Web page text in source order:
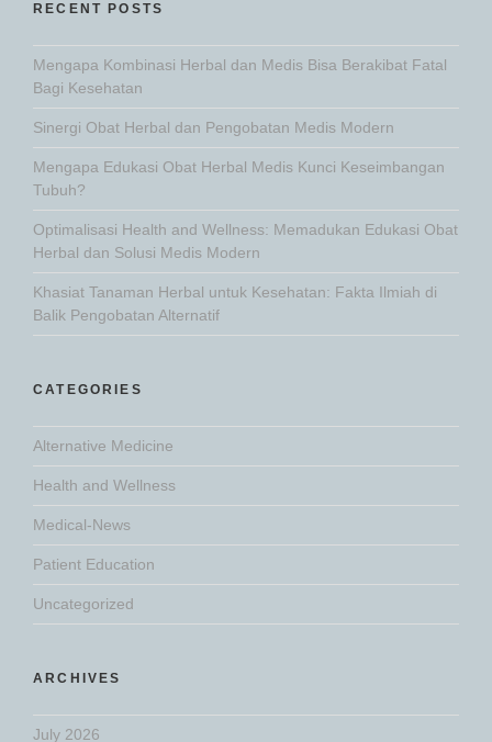
RECENT POSTS
Mengapa Kombinasi Herbal dan Medis Bisa Berakibat Fatal
Bagi Kesehatan
Sinergi Obat Herbal dan Pengobatan Medis Modern
Mengapa Edukasi Obat Herbal Medis Kunci Keseimbangan
Tubuh?
Optimalisasi Health and Wellness: Memadukan Edukasi Obat
Herbal dan Solusi Medis Modern
Khasiat Tanaman Herbal untuk Kesehatan: Fakta Ilmiah di
Balik Pengobatan Alternatif
CATEGORIES
Alternative Medicine
Health and Wellness
Medical-News
Patient Education
Uncategorized
ARCHIVES
July 2026